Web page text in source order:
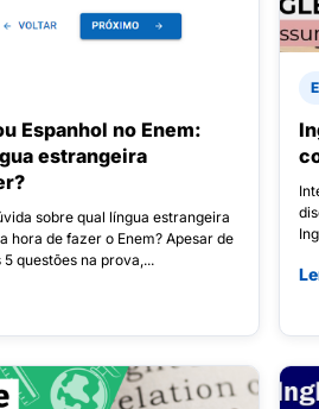
Espanhol no Enem:
estrangeira
sobre qual língua estrangeira
hora de fazer o Enem? Apesar de
questões na prova,...